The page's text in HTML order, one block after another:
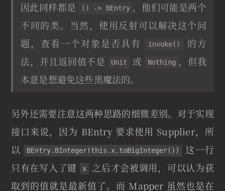
因此同样都是 () -> BEntry ，他们可能是两个
不同的类。当然，使用反射可以解决这个问
题，查看一个对象是否具有
invoke()
的方
法，并且返回值不是
Unit 或 Nothing ，但我
本意是想避免这些黑魔法的。
另外还需要注意这两种思路的细微差别。对于实现
接口来说，因为 BEntry 要求使用 Supplier，所
以
BEntry.BInteger(this.x.toBigInteger())
这一行
只有在写入了键
x
之后才会被调用，可以认为获
取到的值就是最新值了。而 Mapper 虽然也是在